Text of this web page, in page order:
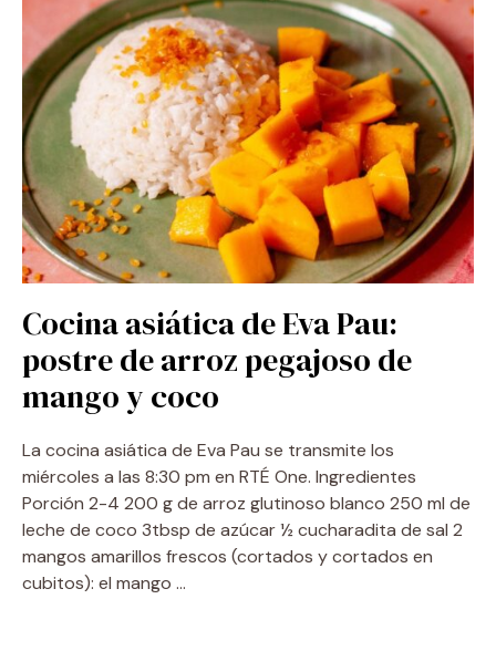
Cocina asiática de Eva Pau:
postre de arroz pegajoso de
mango y coco
La cocina asiática de Eva Pau se transmite los
miércoles a las 8:30 pm en RTÉ One. Ingredientes
Porción 2-4 200 g de arroz glutinoso blanco 250 ml de
leche de coco 3tbsp de azúcar ½ cucharadita de sal 2
mangos amarillos frescos (cortados y cortados en
cubitos): el mango …